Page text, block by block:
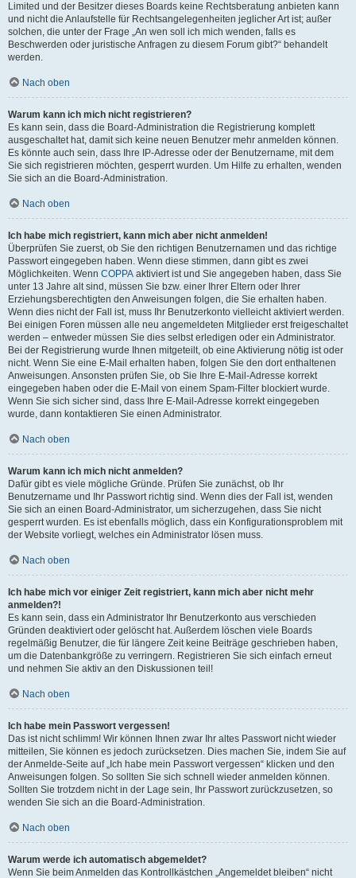
Limited und der Besitzer dieses Boards keine Rechtsberatung anbieten kann
und nicht die Anlaufstelle für Rechtsangelegenheiten jeglicher Art ist; außer
solchen, die unter der Frage „An wen soll ich mich wenden, falls es
Beschwerden oder juristische Anfragen zu diesem Forum gibt?“ behandelt
werden.
Nach oben
Warum kann ich mich nicht registrieren?
Es kann sein, dass die Board-Administration die Registrierung komplett
ausgeschaltet hat, damit sich keine neuen Benutzer mehr anmelden können.
Es könnte auch sein, dass Ihre IP-Adresse oder der Benutzername, mit dem
Sie sich registrieren möchten, gesperrt wurden. Um Hilfe zu erhalten, wenden
Sie sich an die Board-Administration.
Nach oben
Ich habe mich registriert, kann mich aber nicht anmelden!
Überprüfen Sie zuerst, ob Sie den richtigen Benutzernamen und das richtige
Passwort eingegeben haben. Wenn diese stimmen, dann gibt es zwei
Möglichkeiten. Wenn COPPA aktiviert ist und Sie angegeben haben, dass Sie
unter 13 Jahre alt sind, müssen Sie bzw. einer Ihrer Eltern oder Ihrer
Erziehungsberechtigten den Anweisungen folgen, die Sie erhalten haben.
Wenn dies nicht der Fall ist, muss Ihr Benutzerkonto vielleicht aktiviert werden.
Bei einigen Foren müssen alle neu angemeldeten Mitglieder erst freigeschaltet
werden – entweder müssen Sie dies selbst erledigen oder ein Administrator.
Bei der Registrierung wurde Ihnen mitgeteilt, ob eine Aktivierung nötig ist oder
nicht. Wenn Sie eine E-Mail erhalten haben, folgen Sie den dort enthaltenen
Anweisungen. Ansonsten prüfen Sie, ob Sie Ihre E-Mail-Adresse korrekt
eingegeben haben oder die E-Mail von einem Spam-Filter blockiert wurde.
Wenn Sie sich sicher sind, dass Ihre E-Mail-Adresse korrekt eingegeben
wurde, dann kontaktieren Sie einen Administrator.
Nach oben
Warum kann ich mich nicht anmelden?
Dafür gibt es viele mögliche Gründe. Prüfen Sie zunächst, ob Ihr
Benutzername und Ihr Passwort richtig sind. Wenn dies der Fall ist, wenden
Sie sich an einen Board-Administrator, um sicherzugehen, dass Sie nicht
gesperrt wurden. Es ist ebenfalls möglich, dass ein Konfigurationsproblem mit
der Website vorliegt, welches ein Administrator lösen muss.
Nach oben
Ich habe mich vor einiger Zeit registriert, kann mich aber nicht mehr
anmelden?!
Es kann sein, dass ein Administrator Ihr Benutzerkonto aus verschieden
Gründen deaktiviert oder gelöscht hat. Außerdem löschen viele Boards
regelmäßig Benutzer, die für längere Zeit keine Beiträge geschrieben haben,
um die Datenbankgröße zu verringern. Registrieren Sie sich einfach erneut
und nehmen Sie aktiv an den Diskussionen teil!
Nach oben
Ich habe mein Passwort vergessen!
Das ist nicht schlimm! Wir können Ihnen zwar Ihr altes Passwort nicht wieder
mitteilen, Sie können es jedoch zurücksetzen. Dies machen Sie, indem Sie auf
der Anmelde-Seite auf „Ich habe mein Passwort vergessen“ klicken und den
Anweisungen folgen. So sollten Sie sich schnell wieder anmelden können.
Sollten Sie trotzdem nicht in der Lage sein, Ihr Passwort zurückzusetzen, so
wenden Sie sich an die Board-Administration.
Nach oben
Warum werde ich automatisch abgemeldet?
Wenn Sie beim Anmelden das Kontrollkästchen „Angemeldet bleiben“ nicht